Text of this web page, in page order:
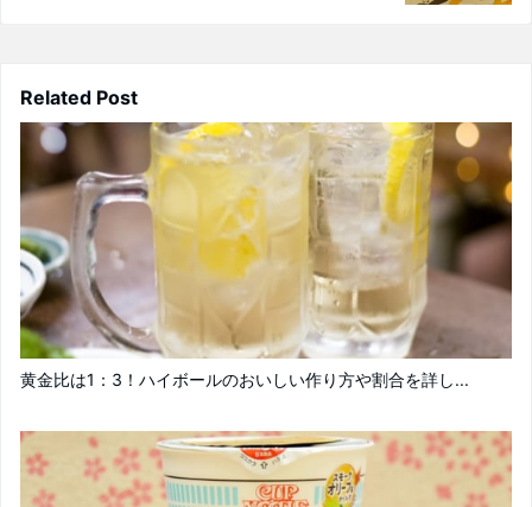
Related Post
黄金比は1：3！ハイボールのおいしい作り方や割合を詳し...